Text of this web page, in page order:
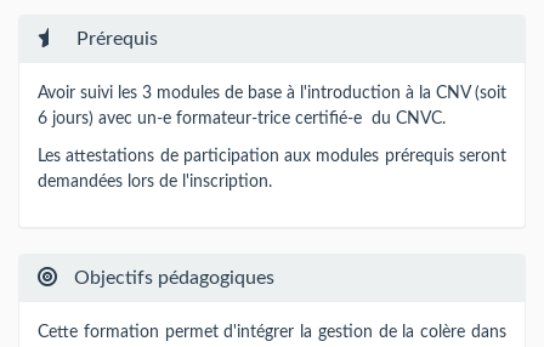
Prérequis
Avoir suivi les 3 modules de base à l'introduction à la CNV (soit
6 jours) avec un-e formateur-trice certifié-e du CNVC.
Les attestations de participation aux modules prérequis seront
demandées lors de l'inscription.
Objectifs pédagogiques
Cette formation permet d'intégrer la gestion de la colère dans